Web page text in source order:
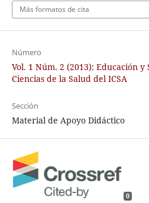
Más formatos de cita
Número
Vol. 1 Núm. 2 (2013): Educación
Ciencias de la Salud del ICSA
Sección
Material de Apoyo Didáctico
0